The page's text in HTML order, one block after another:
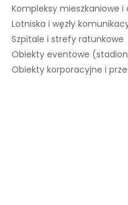
Kompleksy mieszkaniowe
Lotniska i węzły
Szpitale i strefy ratunkowe
Obiekty eventowe
Obiekty korporacyjne i